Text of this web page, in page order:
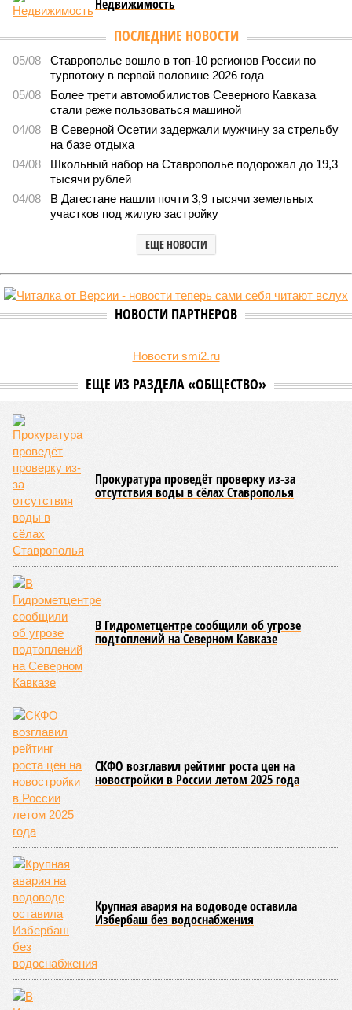
Кабардино-Балкария и Северная Осетия попали в топ-5
антирейтинга по детской преступности
Тревожная статистика
Кабардино-Балкария и Северная Осетия попали в топ-5 антирейтинга по
детской преступности (фото: pixabay.com/fsHH)
Две республики Северного Кавказа продемонстрировали
В Кабардино-Балкарской Республике за первые шесть
месяцев текущего года было зафиксировано 58
несовершеннолетних, совершивших уголовно наказуемые
деяния, что превышает показатель за аналогичный период
В соседней Северной Осетии число подростков-
северокавказские республики в итоге оказались в первой
пятёрке общероссийского антирейтинга.
Эти данные
Министерства внутренних дел Российской Федерации.
В масштабах всей страны картина также выглядит
тревожно: за первое полугодие общее количество
несовершеннолетних преступников увеличилось по
сравнению с аналогичным периодом минувшего года на 945
человек и достигло отметки в 11,4 тысячи.
В Чукотском автономном округе число малолетних
нарушителей закона выросло с одного до шести, в
Чеченской Республике, где годом ранее таковых не было
вовсе, теперь зафиксировано восемь случаев, а в
Пензенской области показатель и вовсе подскочил с 39 до
87 человек.
Наибольший абсолютный прирост подростковой
В Северо-Западном федеральном округе количество таких
правонарушителей выросло с 937 до 1,1 тысячи, в
Приволжском – с 2,2 до 2,3 тысячи, а в Центральном – с 1,8
до 2 тысяч человек.
В то же время в Дальневосточном и Уральском
федеральных округах ведомство зафиксировало снижение
показателя – до 1,1 тысячи в каждом из этих
макрорегионов.
Ранее сообщалось, что по итогам 2025 года Кабардино-
Балкарская Республика относилась к числу наиболее
благополучных субъектов Федерации: там на 10 тысяч
жителей приходилось в среднем 69,2 преступления, и с
таким показателем регион входил в пятёрку субъектов РФ
с самой низкой преступностью. Нынешний же трёхкратный